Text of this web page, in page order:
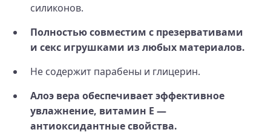
силиконов.
Полностью совместим с презервативами
и секс игрушками из любых материалов.
Не содержит парабены и глицерин.
Алоэ вера обеспечивает эффективное
увлажнение, витамин E —
антиоксидантные свойства.